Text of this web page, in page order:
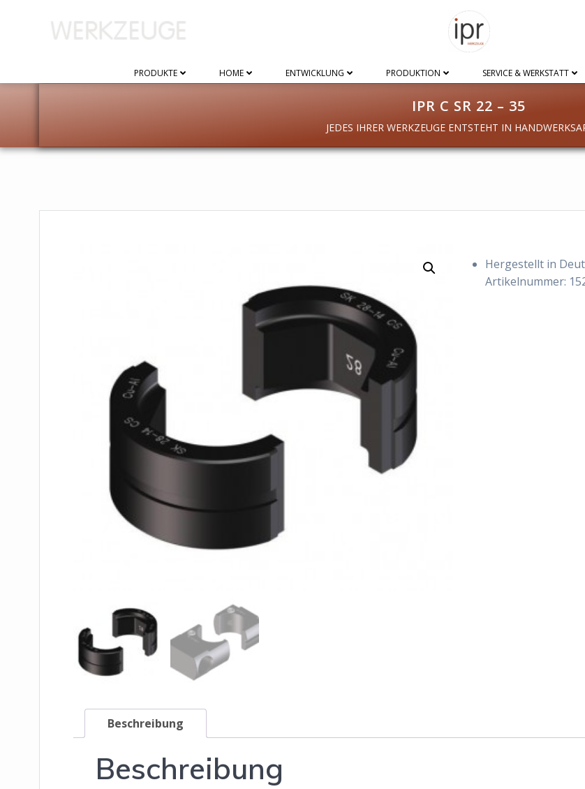
PRODUKTE HOME ENTWICKLUNG PRODUKTION SERVICE & WERKSTATT
IPR C SR 22 – 35
JEDES IHRER WERKZEUGE ENTSTEHT IN
Hergestellt in
Artikelnummer:
Beschreibung
Beschreibung